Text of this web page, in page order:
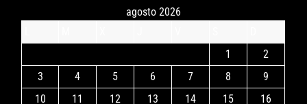
agosto 2026
1
2
3
4 5 6 7 8
9
10
11 12 13 14 15 16